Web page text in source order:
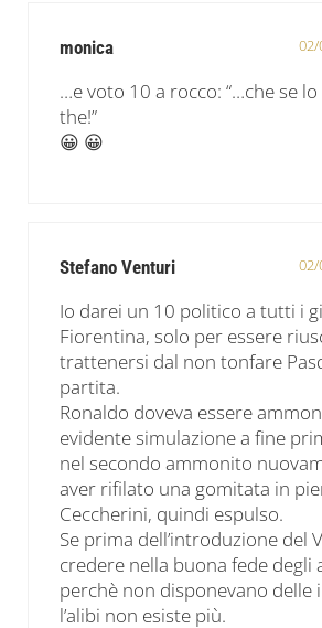
monica 02/
…e voto 10 a rocco: “…che se
the!”
😀 😀
Stefano Venturi 02/
Io darei un 10 politico a tutti i
Fiorentina, solo per essere
trattenersi dal non tonfare
partita.
Ronaldo doveva essere
evidente simulazione a fine
nel secondo ammonito
aver rifilato una gomitata in
Ceccherini, quindi espulso.
Se prima dell’introduzione del
credere nella buona fede degli
perchè non disponevano delle
l’alibi non esiste più.